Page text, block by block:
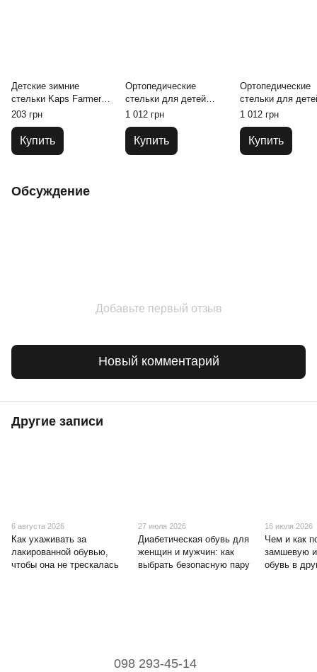
Детские зимние
стельки Kaps Farmer
(для вырезания)
203 грн
Купить
Ортопедические
стельки для детей
Medo Spanntec 27/28
1 012 грн
Купить
Ортопедические
стельки для
Medo Spanntec
1 012 грн
Купить
Обсуждение
Добавьте первый отзыв
Новый комментарий
Другие записи
6 августа 2026
Как ухаживать за
лакированной обувью,
чтобы она не трескалась
27 июля 2026
Диабетическая обувь для
женщин и мужчин: как
выбрать безопасную пару
16 июля 2026
Чем и как
замшевую
обувь в
098 293-45-14